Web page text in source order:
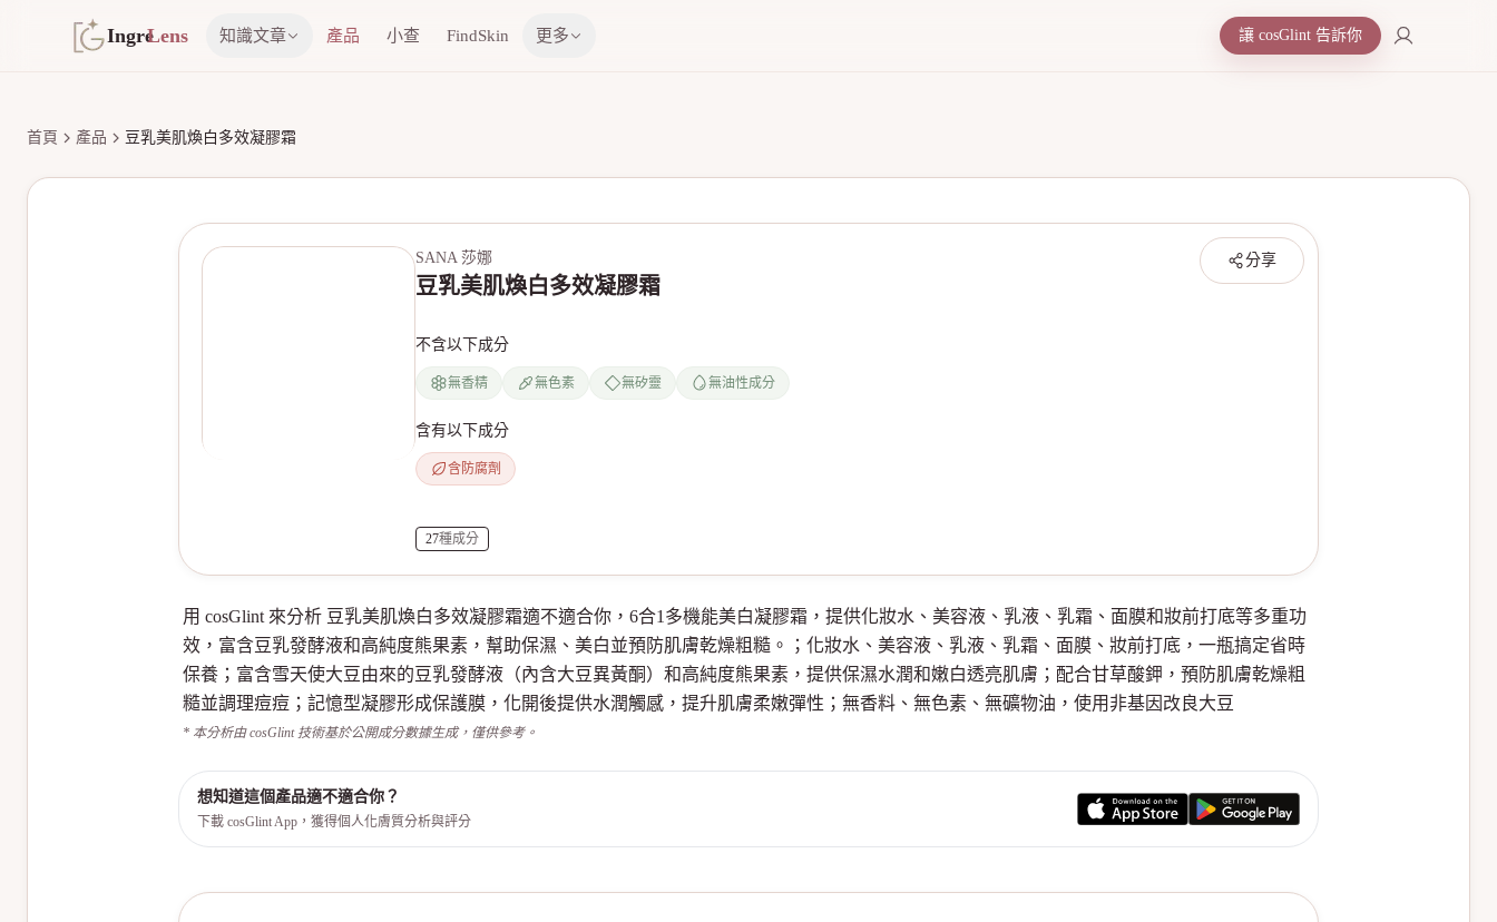
IngreLens 知識文章 產品 小查 FindSkin 更多 讓 cosGlint 告訴你
首頁 產品 豆乳美肌煥白多效凝膠霜
分享
SANA 莎娜
豆乳美肌煥白多效凝膠霜
不含以下成分
無香精 無色素 無矽靈 無油性成分
含有以下成分
含防腐劑
27種成分
用 cosGlint 來分析 豆乳美肌煥白多效凝膠霜適不適合你，6合1多機能美白凝膠霜，提供化妝水、美容液、乳液、乳霜、面膜和妝前打底等多重功
效，富含豆乳發酵液和高純度熊果素，幫助保濕、美白並預防肌膚乾燥粗糙。；化妝水、美容液、乳液、乳霜、面膜、妝前打底，一瓶搞定省時
保養；富含雪天使大豆由來的豆乳發酵液（內含大豆異黃酮）和高純度熊果素，提供保濕水潤和嫩白透亮肌膚；配合甘草酸鉀，預防肌膚乾燥粗
糙並調理痘痘；記憶型凝膠形成保護膜，化開後提供水潤觸感，提升肌膚柔嫩彈性；無香料、無色素、無礦物油，使用非基因改良大豆
* 本分析由 cosGlint 技術基於公開成分數據生成，僅供參考。
想知道這個產品適不適合你？
下載 cosGlint App，獲得個人化膚質分析與評分